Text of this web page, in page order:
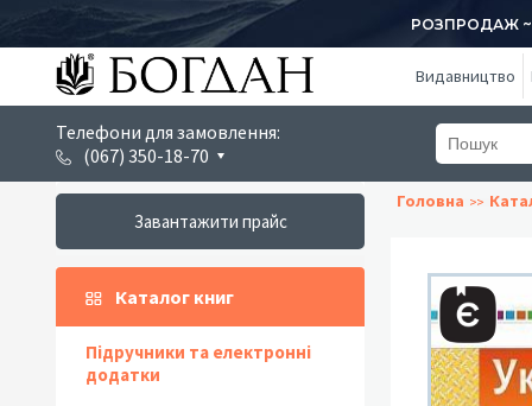
РОЗПРОДАЖ ~
Видавництво
Телефони для замовлення:
(067) 350-18-70
Завантажити прайс
Каталог книг
Підручники та електронні
додатки
Головна